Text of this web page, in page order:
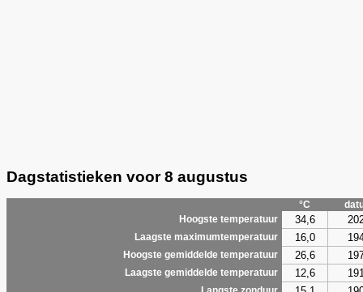
Dagstatistieken voor 8 augustus
°C
Hoogste temperatuur
34,6
Laagste maximumtemperatuur 16,0
Hoogste gemiddelde temperatuur 26,6
Laagste gemiddelde temperatuur 12,6